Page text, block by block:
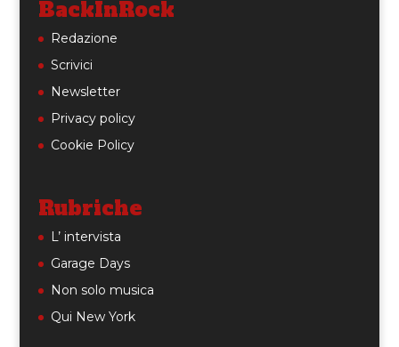
BackInRock
Redazione
Scrivici
Newsletter
Privacy policy
Cookie Policy
Rubriche
L’ intervista
Garage Days
Non solo musica
Qui New York